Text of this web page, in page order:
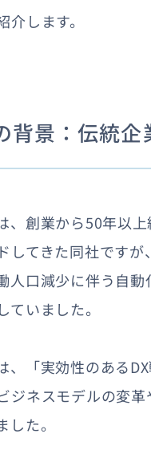
します。
背景：伝統
、創業から50年以
してきた同社です
人口減少に伴う自
ていました。
、「実効性のある
ジネスモデルの変
た。